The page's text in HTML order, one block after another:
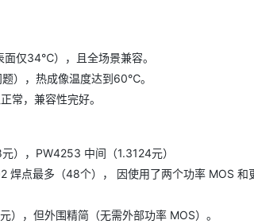
面仅34℃），且全场景兼容。
），热成像温度达到60℃。
，兼容性完好。
），PW4253 中间（1.3124元）
点最多（48个）， 因使用了两个功率 MOS 和
，但外围精简（无需外部功率 MOS）。